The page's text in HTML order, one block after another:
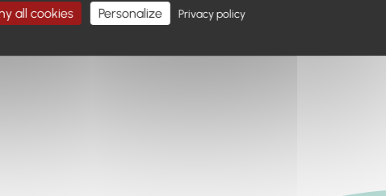
all cookies Personalize Privacy policy